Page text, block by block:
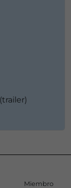
Miembro